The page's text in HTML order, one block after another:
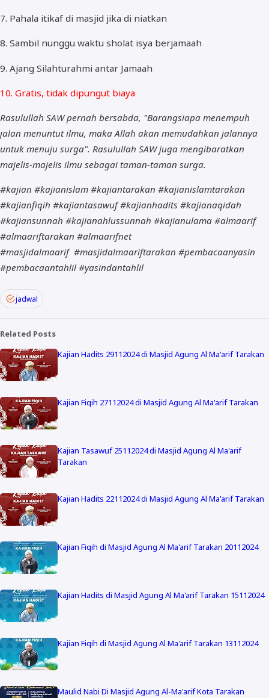
7. Pahala itikaf di masjid jika di niatkan
8. Sambil nunggu waktu sholat isya berjamaah
9. Ajang Silahturahmi antar Jamaah
10. Gratis, tidak dipungut biaya
Rasulullah SAW pernah bersabda, "Barangsiapa menempuh
jalan menuntut ilmu, maka Allah akan memudahkan jalannya
untuk menuju surga". Rasulullah SAW juga mengibaratkan
majelis-majelis ilmu sebagai taman-taman surga.
#kajian #kajianislam #kajiantarakan #kajianislamtarakan
#kajianfiqih #kajiantasawuf #kajianhadits #kajianaqidah
#kajiansunnah #kajianahlussunnah #kajianulama #almaarif
#almaariftarakan #almaarifnet
#masjidalmaarif #masjidalmaariftarakan #pembacaanyasin
#pembacaantahlil #yasindantahlil
jadwal
Related Posts
Kajian Hadits 29112024 di Masjid Agung Al Ma'arif Tarakan
Kajian Fiqih 27112024 di Masjid Agung Al Ma'arif Tarakan
Kajian Tasawuf 25112024 di Masjid Agung Al Ma'arif
Tarakan
Kajian Hadits 22112024 di Masjid Agung Al Ma'arif Tarakan
Kajian Fiqih di Masjid Agung Al Ma'arif Tarakan 20112024
Kajian Hadits di Masjid Agung Al Ma'arif Tarakan 15112024
Kajian Fiqih di Masjid Agung Al Ma'arif Tarakan 13112024
Maulid Nabi Di Masjid Agung Al-Ma'arif Kota Tarakan